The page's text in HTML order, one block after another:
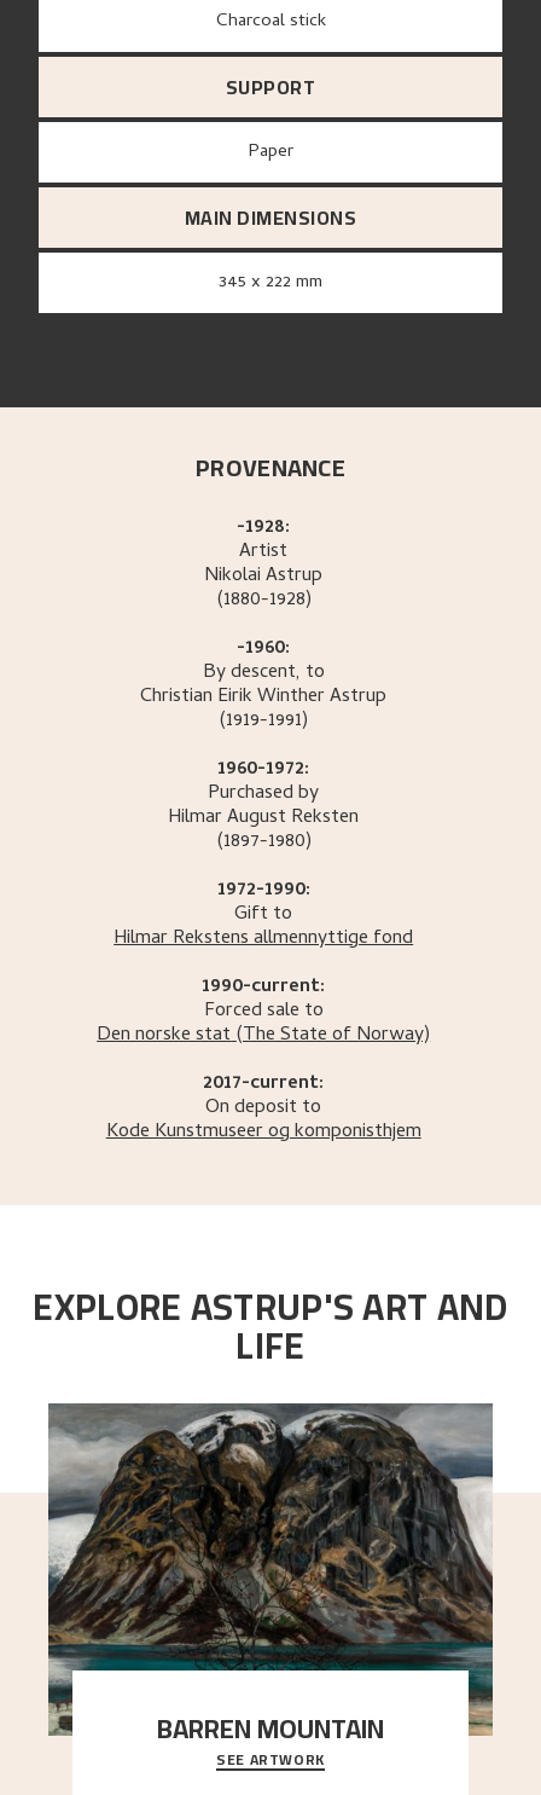
Charcoal stick
SUPPORT
paper
MAIN DIMENSIONS
345 x 222 mm
PROVENANCE
-1928:
Artist
NikolaiAstrup
(1880-1928)
-1960:
By descent, to
Christian Eirik WintherAstrup
(1919-1991)
1960-1972:
Purchased by
Hilmar August Reksten
(1897-1980)
1972-1990:
Gift to
Hilmar Rekstens allmennyttige fond
1990-current:
Forced sale to
Den norske stat(The State of Norway)
2017-current:
On deposit to
Kode Kunstmuseer og komponisthjem
EXPLORE ASTRUP'S ART AND
LIFE
BARREN MOUNTAIN
A looming mountain dominates the picture plane
here, and stands in stark contrast to the slende
SEE ARTWORK